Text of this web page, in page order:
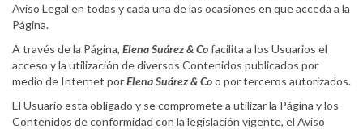
Aviso Legal en todas y cada una de las ocasiones en que acceda a la
Página.
A través de la Página, Elena Suárez & Cofacilita a los Usuarios el
acceso y la utilización de diversos Contenidos publicados por
medio de Internet porElena Suárez & Coo por terceros autorizados.
El Usuario esta obligado y se compromete a utilizar la Página y los
Contenidos de conformidad con la legislación vigente, el Aviso